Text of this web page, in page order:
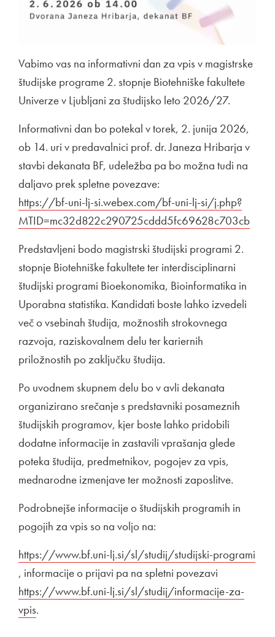
Vabimo vas na informativni dan za vpis v magistrske
študijske programe 2. stopnje Biotehniške fakultete
Univerze v Ljubljani za študijsko leto 2026/27.
Informativni dan bo potekal v torek, 2. junija 2026,
ob 14. uri v predavalnici prof. dr. Janeza Hribarja v
stavbi dekanata BF, udeležba pa bo možna tudi na
daljavo prek spletne povezave:
Zunanja povezava na
https://bf-uni-lj-si.webex.com/bf-uni-lj-si/j.php?
MTID=mc32d822c290725cddd5fc69628c703cb
Predstavljeni bodo magistrski študijski programi 2.
stopnje Biotehniške fakultete ter interdisciplinarni
študijski programi Bioekonomika, Bioinformatika in
Uporabna statistika. Kandidati boste lahko izvedeli
več o vsebinah študija, možnostih strokovnega
razvoja, raziskovalnem delu ter kariernih
priložnostih po zaključku študija.
Po uvodnem skupnem delu bo v avli dekanata
organizirano srečanje s predstavniki posameznih
študijskih programov, kjer boste lahko pridobili
dodatne informacije in zastavili vprašanja glede
poteka študija, predmetnikov, pogojev za vpis,
mednarodne izmenjave ter možnosti zaposlitve.
Podrobnejše informacije o študijskih programih in
pogojih za vpis so na voljo na:
Zunanja povezava na
https://www.bf.uni-lj.si/sl/studij/studijski-programi
Odpira se v novem oknu
, informacije o prijavi pa na spletni povezavi
https://www.bf.uni-lj.si/sl/studij/informacije-za-
vpisOdpira se v novem oknu
.